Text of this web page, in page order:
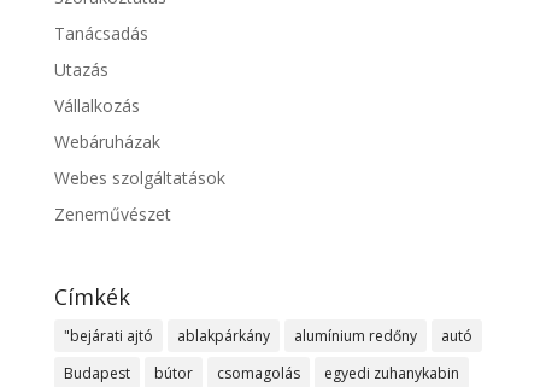
Tanácsadás
Utazás
Vállalkozás
Webáruházak
Webes szolgáltatások
Zeneművészet
Címkék
"bejárati ajtó ablakpárkány alumínium redőny
autó
Budapest
bútor csomagolás
egyedi zuhanykabin